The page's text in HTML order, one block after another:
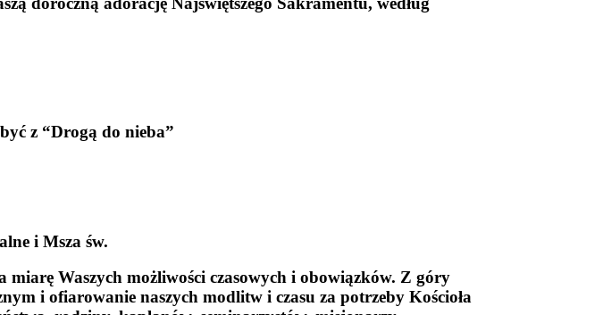
z “Drogą do nieba”
i Msza św.
Waszych możliwości czasowych i obowiązków. Z góry
i ofiarowanie naszych modlitw i czasu za potrzeby Kościoła